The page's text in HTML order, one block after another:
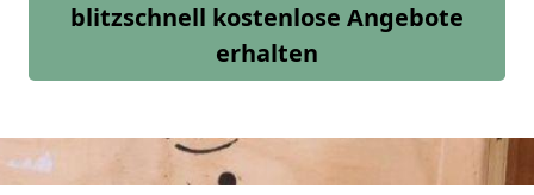
blitzschnell kostenlose Angebote
erhalten